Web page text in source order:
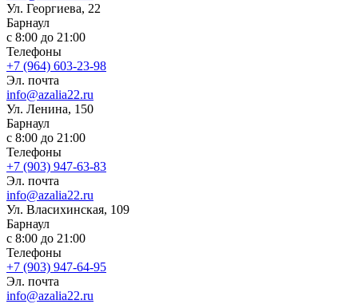
Ул. Георгиева, 22
Барнаул
с 8:00 до 21:00
Телефоны
+7 (964) 603-23-98
Эл. почта
info@azalia22.ru
Ул. Ленина, 150
Барнаул
с 8:00 до 21:00
Телефоны
+7 (903) 947-63-83
Эл. почта
info@azalia22.ru
Ул. Власихинская, 109
Барнаул
с 8:00 до 21:00
Телефоны
+7 (903) 947-64-95
Эл. почта
info@azalia22.ru